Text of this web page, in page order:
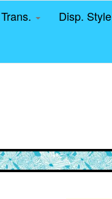
Trans. Disp. Style